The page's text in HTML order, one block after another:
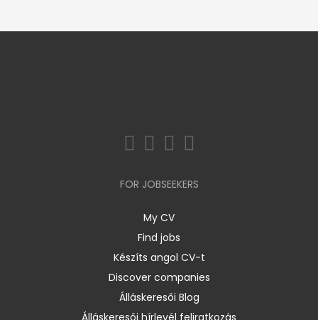
FOR JOBSEEKERS
My CV
Find jobs
Készíts angol CV-t
Discover companies
Álláskeresői Blog
Álláskeresői hírlevél feliratkozás